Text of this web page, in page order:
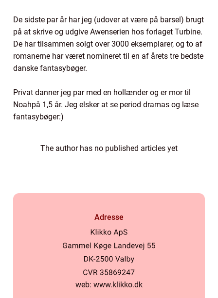
De sidste par år har jeg (udover at være på barsel) brugt
på at skrive og udgive Awenserien hos forlaget Turbine.
De har tilsammen solgt over 3000 eksemplarer, og to af
romanerne har været nomineret til en af årets tre bedste
danske fantasybøger.
Privat danner jeg par med en hollænder og er mor til
Noahpå 1,5 år. Jeg elsker at se period dramas og læse
fantasybøger:)
The author has no published articles yet
Adresse
web: www.klikko.dk